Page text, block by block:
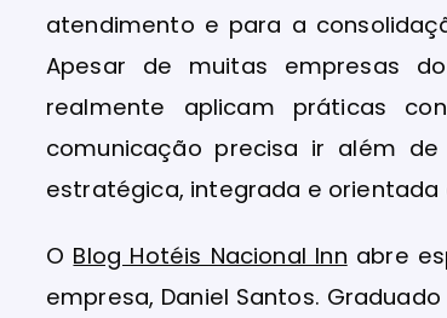
atendimento e para a
Apesar de muitas empresas
realmente aplicam práticas
comunicação precisa ir além
estratégica, integrada e orientada
O Blog Hotéis Nacional Inn abre
empresa, Daniel Santos.